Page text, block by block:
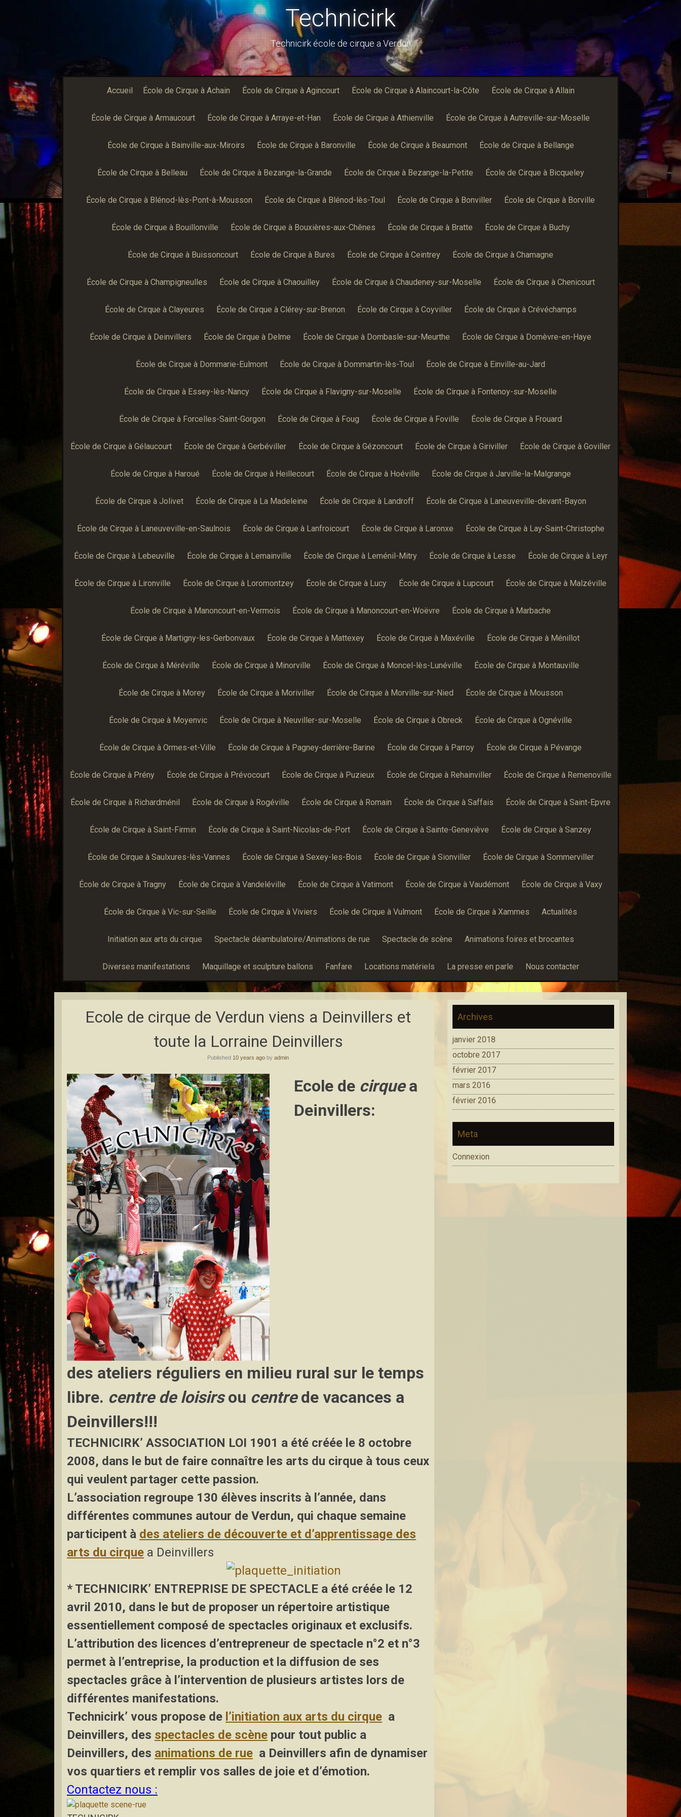
Technicirk
Technicirk école de cirque a Verdun
Accueil École de Cirque à Achain École de Cirque à Agincourt École de Cirque à Alaincourt-la-Côte École de Cirque à Allain
École de Cirque à Armaucourt École de Cirque à Arraye-et-Han École de Cirque à Athienville École de Cirque à Autreville-sur-Moselle
École de Cirque à Bainville-aux-Miroirs École de Cirque à Baronville École de Cirque à Beaumont École de Cirque à Bellange
École de Cirque à Belleau École de Cirque à Bezange-la-Grande École de Cirque à Bezange-la-Petite École de Cirque à Bicqueley
École de Cirque à Blénod-lès-Pont-à-Mousson École de Cirque à Blénod-lès-Toul École de Cirque à Bonviller École de Cirque à Borville
École de Cirque à Bouillonville École de Cirque à Bouxières-aux-Chênes École de Cirque à Bratte École de Cirque à Buchy
École de Cirque à Buissoncourt École de Cirque à Bures École de Cirque à Ceintrey École de Cirque à Chamagne
École de Cirque à Champigneulles École de Cirque à Chaouilley École de Cirque à Chaudeney-sur-Moselle École de Cirque à Chenicourt
École de Cirque à Clayeures École de Cirque à Clérey-sur-Brenon École de Cirque à Coyviller École de Cirque à Crévéchamps
École de Cirque à Deinvillers École de Cirque à Delme École de Cirque à Dombasle-sur-Meurthe École de Cirque à Domèvre-en-Haye
École de Cirque à Dommarie-Eulmont École de Cirque à Dommartin-lès-Toul École de Cirque à Einville-au-Jard
École de Cirque à Essey-lès-Nancy École de Cirque à Flavigny-sur-Moselle École de Cirque à Fontenoy-sur-Moselle
École de Cirque à Forcelles-Saint-Gorgon École de Cirque à Foug École de Cirque à Foville École de Cirque à Frouard
École de Cirque à Gélaucourt École de Cirque à Gerbéviller École de Cirque à Gézoncourt École de Cirque à Giriviller École de Cirque à Goviller
École de Cirque à Haroué École de Cirque à Heillecourt École de Cirque à Hoéville École de Cirque à Jarville-la-Malgrange
École de Cirque à Jolivet École de Cirque à La Madeleine École de Cirque à Landroff École de Cirque à Laneuveville-devant-Bayon
École de Cirque à Laneuveville-en-Saulnois École de Cirque à Lanfroicourt École de Cirque à Laronxe École de Cirque à Lay-Saint-Christophe
École de Cirque à Lebeuville École de Cirque à Lemainville École de Cirque à Leménil-Mitry École de Cirque à Lesse École de Cirque à Leyr
École de Cirque à Lironville École de Cirque à Loromontzey École de Cirque à Lucy École de Cirque à Lupcourt École de Cirque à Malzéville
École de Cirque à Manoncourt-en-Vermois École de Cirque à Manoncourt-en-Woëvre École de Cirque à Marbache
École de Cirque à Martigny-les-Gerbonvaux École de Cirque à Mattexey École de Cirque à Maxéville École de Cirque à Ménillot
École de Cirque à Méréville École de Cirque à Minorville École de Cirque à Moncel-lès-Lunéville École de Cirque à Montauville
École de Cirque à Morey École de Cirque à Moriviller École de Cirque à Morville-sur-Nied École de Cirque à Mousson
École de Cirque à Moyenvic École de Cirque à Neuviller-sur-Moselle École de Cirque à Obreck École de Cirque à Ognéville
École de Cirque à Ormes-et-Ville École de Cirque à Pagney-derrière-Barine École de Cirque à Parroy École de Cirque à Pévange
École de Cirque à Prény École de Cirque à Prévocourt École de Cirque à Puzieux École de Cirque à Rehainviller École de Cirque à Remenoville
École de Cirque à Richardménil École de Cirque à Rogéville École de Cirque à Romain École de Cirque à Saffais École de Cirque à Saint-Epvre
École de Cirque à Saint-Firmin École de Cirque à Saint-Nicolas-de-Port École de Cirque à Sainte-Geneviève École de Cirque à Sanzey
École de Cirque à Saulxures-lès-Vannes École de Cirque à Sexey-les-Bois École de Cirque à Sionviller École de Cirque à Sommerviller
École de Cirque à Tragny École de Cirque à Vandeléville École de Cirque à Vatimont École de Cirque à Vaudémont École de Cirque à Vaxy
École de Cirque à Vic-sur-Seille École de Cirque à Viviers École de Cirque à Vulmont École de Cirque à Xammes Actualités
Initiation aux arts du cirque Spectacle déambulatoire/Animations de rue Spectacle de scène Animations foires et brocantes
Diverses manifestations Maquillage et sculpture ballons Fanfare Locations matériels La presse en parle Nous contacter
Ecole de cirque de Verdun viens a Deinvillers et
toute la Lorraine Deinvillers
Published 10 years ago by admin
Ecole de cirquea
Deinvillers:
des ateliers réguliers en milieu rural sur le temps
libre. centre de loisirsou centrede vacances a
Deinvillers!!!
TECHNICIRK’ ASSOCIATION LOI 1901 a été créée le 8 octobre
2008, dans le but de faire connaître les arts du cirque à tous ceux
qui veulent partager cette passion.
L’association regroupe 130 élèves inscrits à l’année, dans
différentes communes autour de Verdun, qui chaque semaine
participent à des ateliers de découverte et d’apprentissage des
arts du cirque a Deinvillers
* TECHNICIRK’ ENTREPRISE DE SPECTACLE a été créée le 12
avril 2010, dans le but de proposer un répertoire artistique
essentiellement composé de spectacles originaux et exclusifs.
L’attribution des licences d’entrepreneur de spectacle n°2 et n°3
permet à l’entreprise, la production et la diffusion de ses
spectacles grâce à l’intervention de plusieurs artistes lors de
différentes manifestations.
Technicirk’ vous propose de l’initiation aux arts du cirque a
Deinvillers, des spectacles de scène pour tout public a
Deinvillers, des animations de rue a Deinvillers afin de dynamiser
vos quartiers et remplir vos salles de joie et d’émotion.
Contactez nous :
Archives
janvier 2018
octobre 2017
février 2017
mars 2016
février 2016
Meta
Connexion